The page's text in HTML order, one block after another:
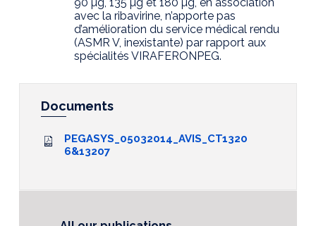
90 µg, 135 µg et 180 µg, en association
avec la ribavirine, n’apporte pas
d’amélioration du service médical rendu
(ASMR V, inexistante) par rapport aux
spécialités VIRAFERONPEG.
Documents
PEGASYS_05032014_AVIS_CT1320
6&13207